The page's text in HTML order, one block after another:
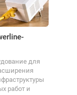
для
работ и